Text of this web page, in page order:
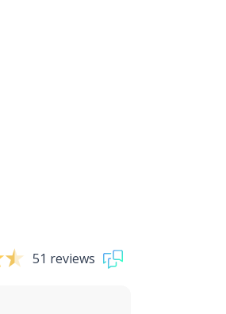
51 reviews